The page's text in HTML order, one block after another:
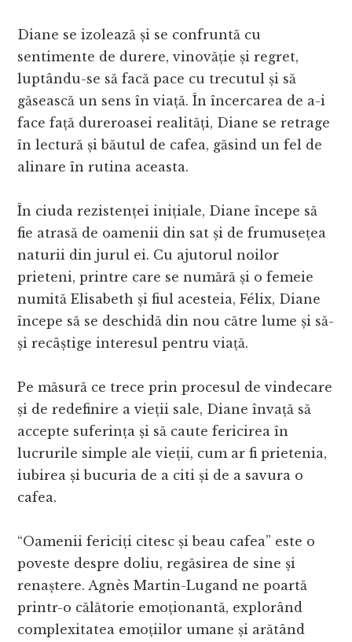
Diane se izolează și se confruntă cu
sentimente de durere, vinovăție și regret,
luptându-se să facă pace cu trecutul și să
găsească un sens în viață. În încercarea de a-i
face față dureroasei realități, Diane se retrage
în lectură și băutul de cafea, găsind un fel de
alinare în rutina aceasta.
În ciuda rezistenței inițiale, Diane începe să
fie atrasă de oamenii din sat și de frumusețea
naturii din jurul ei. Cu ajutorul noilor
prieteni, printre care se numără și o femeie
numită Elisabeth și fiul acesteia, Félix, Diane
începe să se deschidă din nou către lume și să-
și recâștige interesul pentru viață.
Pe măsură ce trece prin procesul de vindecare
și de redefinire a vieții sale, Diane învață să
accepte suferința și să caute fericirea în
lucrurile simple ale vieții, cum ar fi prietenia,
iubirea și bucuria de a citi și de a savura o
cafea.
“Oamenii fericiți citesc și beau cafea” este o
poveste despre doliu, regăsirea de sine și
renaștere. Agnès Martin-Lugand ne poartă
printr-o călătorie emoționantă, explorând
complexitatea emoțiilor umane și arătând